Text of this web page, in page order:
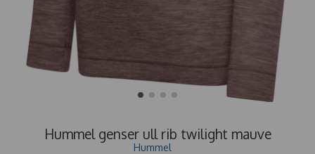
Hummel genser ull rib twilight mauve
Hummel